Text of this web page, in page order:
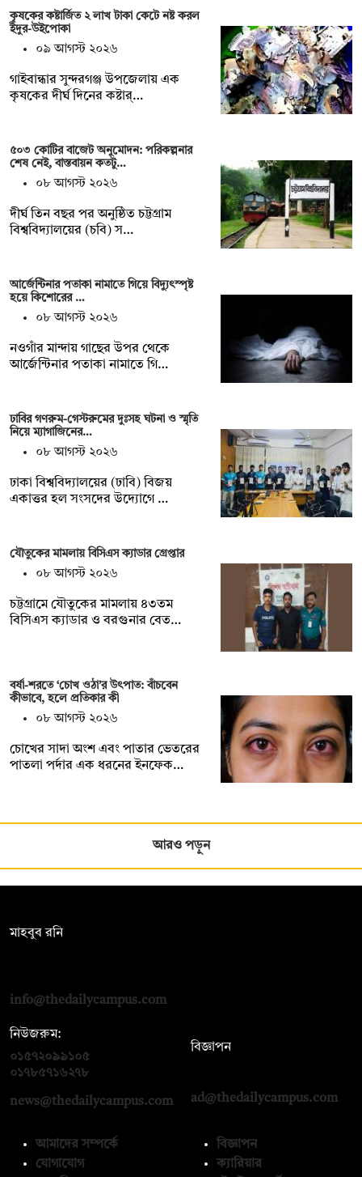
কৃষকের কষ্টার্জিত ২ লাখ টাকা কেটে নষ্ট করল
ইঁদুর-উইপোকা
০৯ আগস্ট ২০২৬
গাইবান্ধার সুন্দরগঞ্জ উপজেলায় এক
কৃষকের দীর্ঘ দিনের কষ্টার্…
৫০৩ কোটির বাজেট অনুমোদন: পরিকল্পনার
শেষ নেই, বাস্তবায়ন কতটু…
০৮ আগস্ট ২০২৬
দীর্ঘ তিন বছর পর অনুষ্ঠিত চট্টগ্রাম
বিশ্ববিদ্যালয়ের (চবি) স…
আর্জেন্টিনার পতাকা নামাতে গিয়ে বিদ্যুৎস্পৃষ্ট
হয়ে কিশোরের …
০৮ আগস্ট ২০২৬
নওগাঁর মান্দায় গাছের উপর থেকে
আর্জেন্টিনার পতাকা নামাতে গি…
ঢাবির গণরুম-গেস্টরুমের দুঃসহ ঘটনা ও স্মৃতি
নিয়ে ম্যাগাজিনের…
০৮ আগস্ট ২০২৬
ঢাকা বিশ্ববিদ্যালয়ের (ঢাবি) বিজয়
একাত্তর হল সংসদের উদ্যোগে …
যৌতুকের মামলায় বিসিএস ক্যাডার গ্রেপ্তার
০৮ আগস্ট ২০২৬
চট্টগ্রামে যৌতুকের মামলায় ৪৩তম
বিসিএস ক্যাডার ও বরগুনার বেত…
বর্ষা-শরতে ‘চোখ ওঠা’র উৎপাত: বাঁচবেন
কীভাবে, হলে প্রতিকার কী
০৮ আগস্ট ২০২৬
চোখের সাদা অংশ এবং পাতার ভেতরের
পাতলা পর্দার এক ধরনের ইনফেক…
আরও পড়ুন
মাহবুব রনি
info@thedailycampus.com
নিউজরুম:
০১৫৭২০৯৯১০৫
০১৭৮৫৭১৬২৭৮
news@thedailycampus.com
বিজ্ঞাপন
ad@thedailycampus.com
আমাদের সম্পর্কে
যোগাযোগ
বিজ্ঞাপন
ক্যারিয়ার